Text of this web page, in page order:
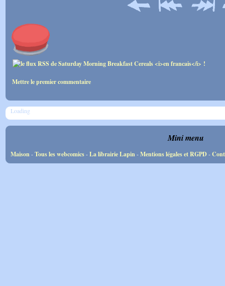
Mettre le premier commentaire
Loading
Mini menu
Maison-Tous les webcomics-La librairie Lapin-Mentions légales et RGPD-